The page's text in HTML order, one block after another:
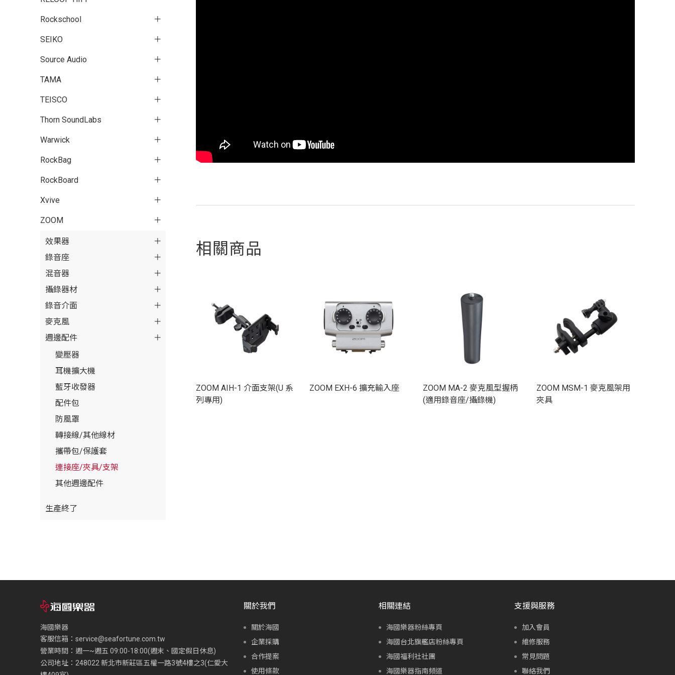
Rockschool
SEIKO
Source Audio
TAMA
TEISCO
Thorn SoundLabs
Warwick
RockBag
RockBoard
Xvive
ZOOM
效果器
錄音座
混音器
攝錄器材
錄音介面
麥克風
週邊配件
變壓器
耳機擴大機
藍牙收發器
配件包
防風罩
轉接線/其他線材
攜帶包/保護套
連接座/夾具/支架
其他週邊配件
生產終了
相關商品
ZOOM AIH-1 介面支架(U 系
列專用)
ZOOM EXH-6 擴充輸入座
ZOOM MA-2 麥克風型握柄
(適用錄音座/攝錄機)
ZOOM MSM-1 麥克風架用
夾具
海國樂器
客服信箱： service@seafortune.com.tw
營業時間：週一~週五 09:00-18:00(週末、國定假日休息)
公司地址：248022 新北市新莊區五權一路3號4樓之3(仁愛大
關於我們
關於海國
企業採購
合作提案
使用條款
相關連結
海國樂器粉絲專頁
海國台北旗艦店粉絲專頁
海國福利社社團
海國樂器指南頻道
支援與服務
加入會員
維修服務
常見問題
聯絡我們